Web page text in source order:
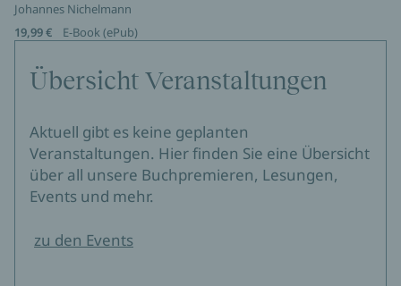
Johannes Nichelmann
19,99 €
E-Book (ePub)
Übersicht Veranstaltungen
Aktuell gibt es keine geplanten
Veranstaltungen. Hier finden Sie eine Übersicht
über all unsere Buchpremieren, Lesungen,
Events und mehr.
zu den Events